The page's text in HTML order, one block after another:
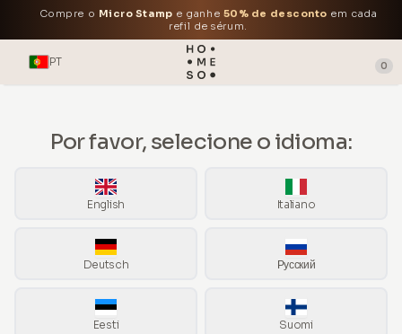
Compre o Micro Stamp e ganhe 50% de desconto em cada
refil de sérum.
PT 0
Por favor, selecione o idioma:
English Italiano
Deutsch Русский
Eesti Suomi